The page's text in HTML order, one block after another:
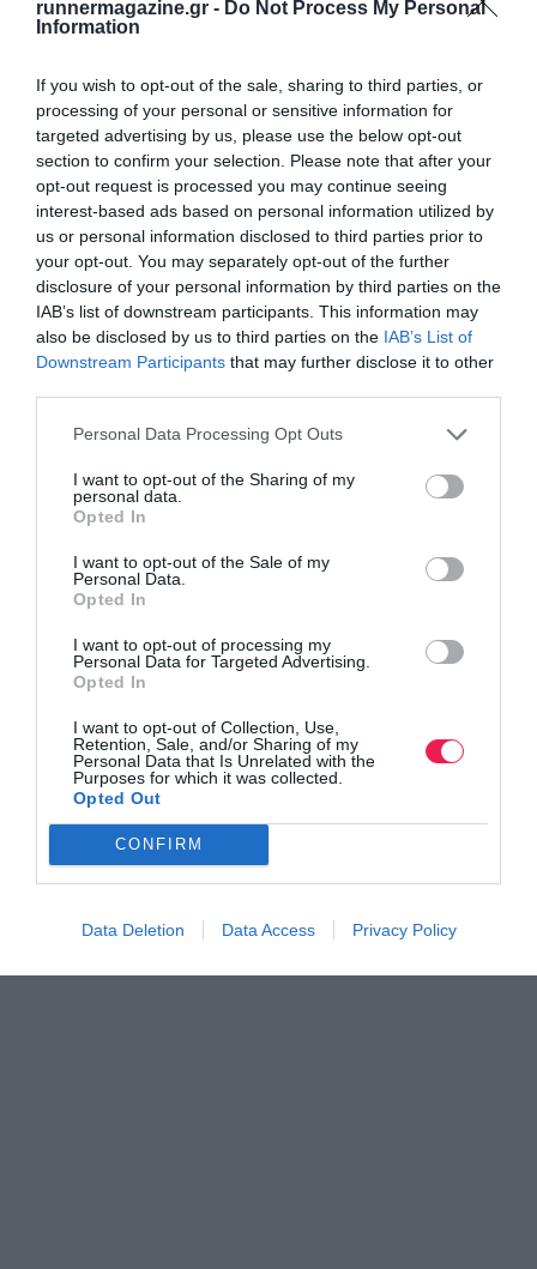
runnermagazine.gr - Do Not Process My Personal
Information
If you wish to opt-out of the sale, sharing to third parties, or
processing of your personal or sensitive information for
targeted advertising by us, please use the below opt-out
section to confirm your selection. Please note that after your
opt-out request is processed you may continue seeing
interest-based ads based on personal information utilized by
us or personal information disclosed to third parties prior to
your opt-out. You may separately opt-out of the further
disclosure of your personal information by third parties on the
IAB’s list of downstream participants. This information may
also be disclosed by us to third parties on the IAB’s List of
Downstream Participants that may further disclose it to other
Personal Data Processing Opt Outs
I want to opt-out of the Sharing of my
personal data.
Opted In
I want to opt-out of the Sale of my
Personal Data.
Opted In
I want to opt-out of processing my
Personal Data for Targeted Advertising.
Opted In
I want to opt-out of Collection, Use,
Retention, Sale, and/or Sharing of my
Personal Data that Is Unrelated with the
Purposes for which it was collected.
Opted Out
CONFIRM
Data Deletion Data Access Privacy Policy
Νυχτερινός Ημιμαραθώνιος Πάτρας 2025
«Φάνης Τσιμιγκάτος…
Δείτε τις πληροφορίες της διοργάνωσης
Energy Duathlon Championship & Πανελλήνιο
Πρωτάθλημ…
12-2-2017: Στις 12 Φλεβάρη θα διεξαχθεί το Energy
Duathlon Championship & Πανελλήνιο Πρωτάθλημα
Διάθλου στο Λουτράκι.